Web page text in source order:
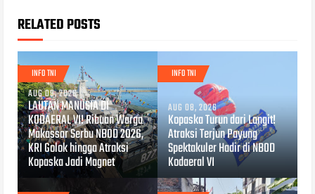
RELATED POSTS
INFO TNI
AUG 09, 2026
LAUTAN MANUSIA DI
KODAERAL VI! Ribuan Warga
Makassar Serbu NBOD 2026,
KRI Golok hingga Atraksi
Kopaska Jadi Magnet
INFO TNI
AUG 08, 2026
Kopaska Turun dari Langit!
Atraksi Terjun Payung
Spektakuler Hadir di NBOD
Kodaeral VI